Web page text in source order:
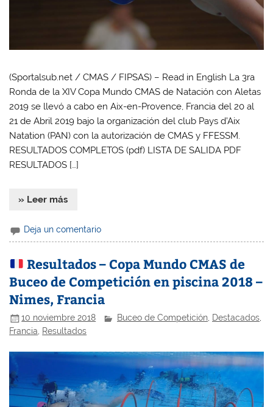
(Sportalsub.net / CMAS / FIPSAS) – Read in English La 3ra
Ronda de la XIV Copa Mundo CMAS de Natación con Aletas
2019 se llevó a cabo en Aix-en-Provence, Francia del 20 al
21 de Abril 2019 bajo la organización del club Pays d’Aix
Natation (PAN) con la autorización de CMAS y FFESSM.
RESULTADOS COMPLETOS (pdf) LISTA DE SALIDA PDF
RESULTADOS […]
» Leer más
Deja un comentario
Resultados – Copa Mundo CMAS de
Buceo de Competición en piscina 2018 –
Nimes, Francia
10 noviembre 2018 Buceo de Competición, Destacados,
Francia
Resultados